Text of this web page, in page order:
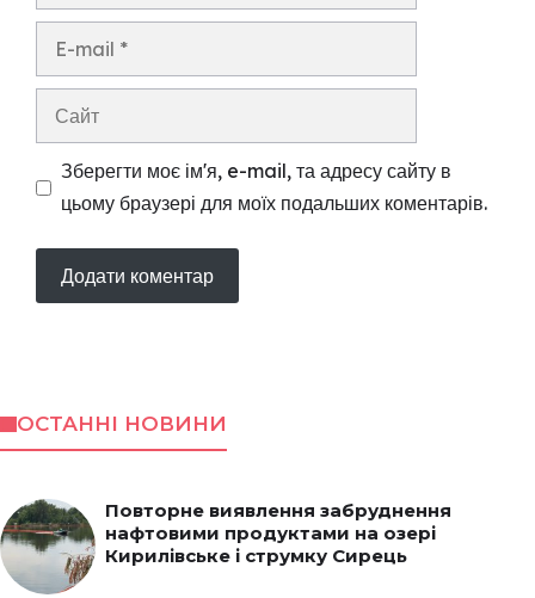
Сайт
Зберегти моє ім'я, e-mail, та адресу сайту в
цьому браузері для моїх подальших коментарів.
ОСТАННІ НОВИНИ
Повторне виявлення забруднення
нафтовими продуктами на озері
Кирилівське і струмку Сирець